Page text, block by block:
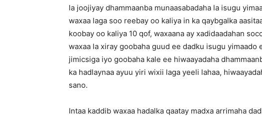
la joojiyay dhammaanba munaasabadaha la isugu
waxaa laga soo reebay oo kaliya in ka qaybgalka
koobay oo kaliya 10 qof, waxaana ay xadidaadahan
waxaa la xiray goobaha guud ee dadku isugu yimaado
jimicsiga iyo goobaha kale ee hiwaayadaha
ka hadlaynaa ayuu yiri wixii laga yeeli lahaa,
sano.
Intaa kaddib waxaa hadalka qaatay madxa arrimaha